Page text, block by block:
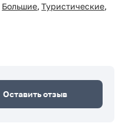
Большие, Туристические,
Оставить отзыв